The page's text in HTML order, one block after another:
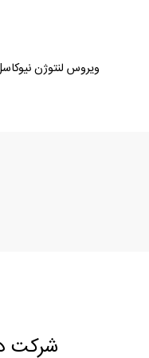
ویروس لنتوژن
شرکت